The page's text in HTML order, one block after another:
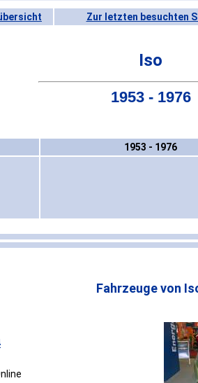
Zur letzten besuchten
Iso
1953 - 1976
1953 - 1976
Fahrzeuge von